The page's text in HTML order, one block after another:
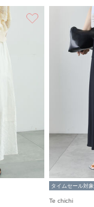
タイムセール対象
Te chichi